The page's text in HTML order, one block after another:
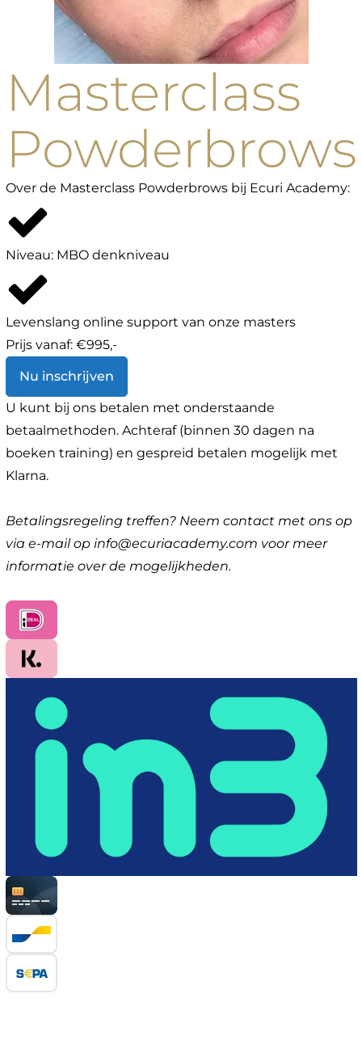
Masterclass
Powderbrows
Over de Masterclass Powderbrowsbij Ecuri Academy:
Niveau: MBO denkniveau
Levenslang online support van onze masters
Prijs vanaf: €995,-
Nu inschrijven
U kunt bij ons betalen met onderstaande
betaalmethoden. Achteraf (binnen 30 dagen na
boeken training) en gespreid betalen mogelijk met
Klarna.
Betalingsregeling treffen? Neem contact met ons op
via e-mail op info@ecuriacademy.com voor meer
informatie over de mogelijkheden.